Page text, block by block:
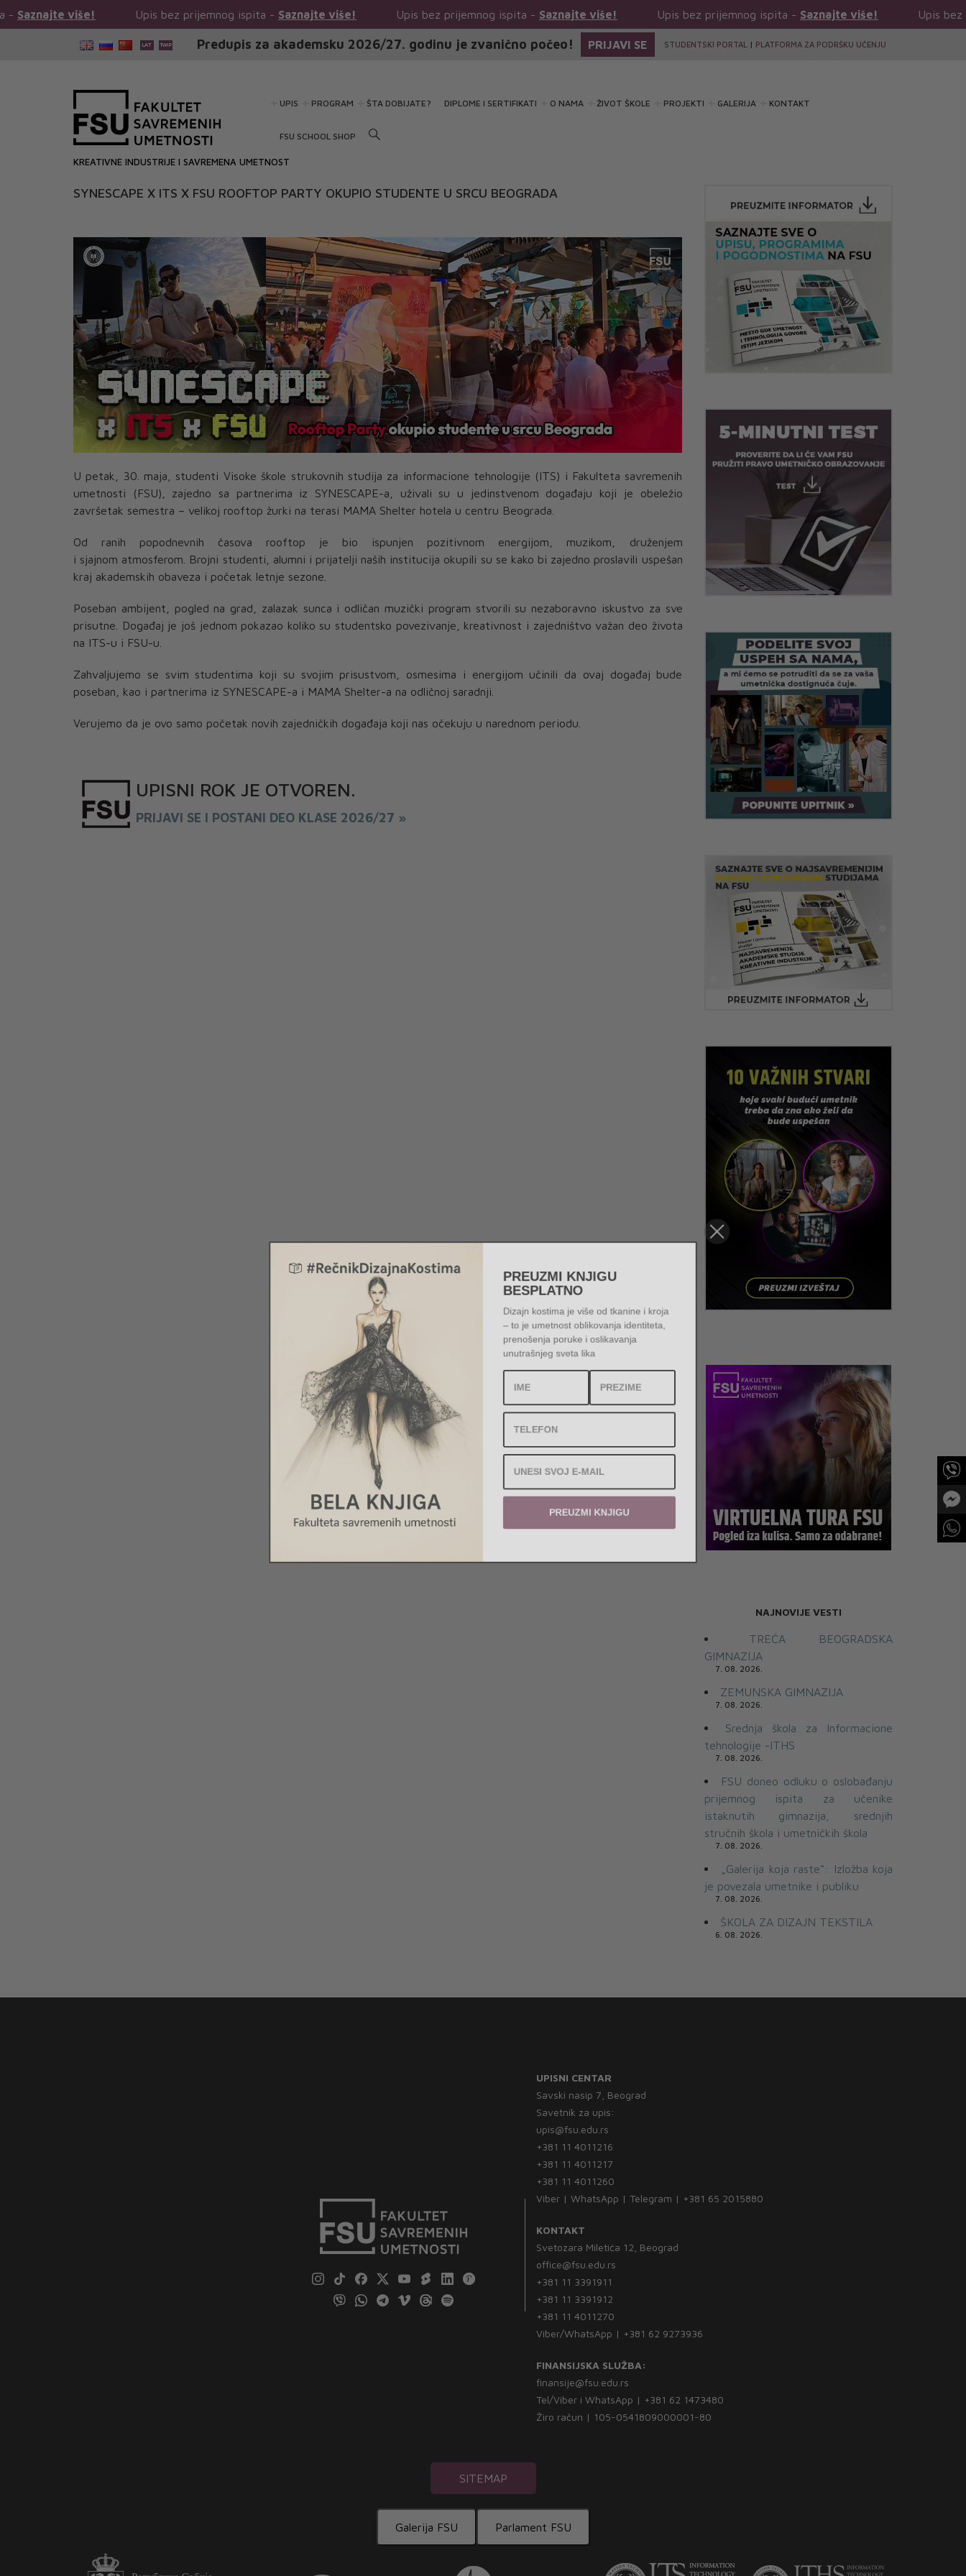
Upis bez prijemnog ispita -Saznajte više! Upis bez prijemnog ispita -Saznajte više! Upis bez prijemnog ispita -Saznajte više! Upis bez prijemnog
Predupis za akademsku 2026/27. godinu je zvanično počeo! PRIJAVI SE STUDENTSKI PORTAL | PLATFORMA ZA PODRŠKU UČENJU
UPIS PROGRAM ŠTA DOBIJATE? DIPLOME I SERTIFIKATI O NAMA ŽIVOT ŠKOLE PROJEKTI GALERIJA KONTAKT
FSU SCHOOL SHOP
KREATIVNE INDUSTRIJE I SAVREMENA UMETNOST
SYNESCAPE X ITS X FSU ROOFTOP PARTY OKUPIO STUDENTE U SRCU BEOGRADA
U petak, 30. maja, studenti Visoke škole strukovnih studija za informacione tehnologije (ITS) i Fakulteta savremenih
umetnosti (FSU), zajedno sa partnerima iz SYNESCAPE-a, uživali su u jedinstvenom događaju koji je obeležio
završetak semestra – velikoj rooftop žurki na terasi MAMA Shelter hotela u centru Beograda.
Od ranih popodnevnih časova rooftop je bio ispunjen pozitivnom energijom, muzikom, druženjem
i sjajnom atmosferom . Brojni studenti, alumni i prijatelji naših institucija okupili su se kako bi zajedno proslavili uspešan
kraj akademskih obaveza i početak letnje sezone.
Poseban ambijent, pogled na grad, zalazak sunca i odličan muzički program stvorili su nezaboravno iskustvo za sve
prisutne. Događaj je još jednom pokazao koliko su studentsko povezivanje, kreativnost i zajedništvo važan deo života
na ITS-u i FSU-u.
Zahvaljujemo se svim studentima koji su svojim prisustvom, osmesima i energijom učinili da ovaj događaj bude
poseban, kao i partnerima iz SYNESCAPE-a i MAMA Shelter-a na odličnoj saradnji
Verujemo da je ovo samo početak novih zajedničkih događaja koji nas očekuju u narednom periodu.
UPISNI ROK JE OTVOREN.
PRIJAVI SE I POSTANI DEO KLASE 2026/27 »
NAJNOVIJE VESTI
TREĆA BEOGRADSKA
GIMNAZIJA
7. 08. 2026.
ZEMUNSKA GIMNAZIJA
7. 08. 2026.
Srednja škola za Informacione
tehnologije -ITHS
7. 08. 2026.
FSU doneo odluku o oslobađanju
prijemnog ispita za učenike
istaknutih gimnazija, srednjih
stručnih škola i umetničkih škola
7. 08. 2026.
„Galerija koja raste“: Izložba koja
je povezala umetnike i publiku
7. 08. 2026.
ŠKOLA ZA DIZAJN TEKSTILA
6. 08. 2026.
UPISNI CENTAR
Savski nasip 7, Beograd
Savetnik za upis:
upis@fsu.edu.rs
+381 11 4011216
+381 11 4011217
+381 11 4011260
Viber | WhatsApp | Telegram | +381 65 2015880
KONTAKT
Svetozara Miletića 12, Beograd
office@fsu.edu.rs
+381 11 3391911
+381 11 3391912
+381 11 4011270
Viber/WhatsApp | +381 62 9273936
FINANSIJSKA SLUŽBA:
finansije@fsu.edu.rs
Tel/Viber i WhatsApp | +381 62 1473480
Žiro račun | 105-0541809000001-80
SITEMAP
Galerija FSU Parlament FSU
BESPLATNO
– to je umetnost oblikovanja identiteta,
prenošenja poruke i oslikavanja
unutrašnjeg sveta lika